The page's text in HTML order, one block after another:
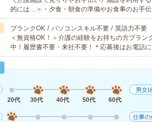
的には…＞・夕食・朝食の準備やお食事のお手
ブランクOK / パソコンスキル不要 / 英語力不要
＜無資格OK！＞介護の経験をお持ちの方ブラ
中！履歴書不要・来社不要！＊応募後はお電話
20代
30代 40代 50代 60代
男女
仕事の